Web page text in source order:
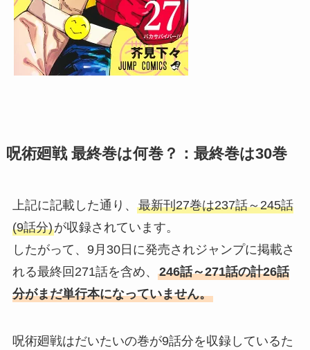
呪術廻戦 最終巻は何巻？：最終巻は30巻
上記に記載した通り、 最新刊27巻は237話～245話
(9話分)が収録されています。
したがって、9月30日に発売されジャンプに掲載さ
れる最終回271話を含め、 246話～271話の計26話
分がまだ単行本になっていません。
呪術廻戦はだいたいの巻が9話分を収録しているた